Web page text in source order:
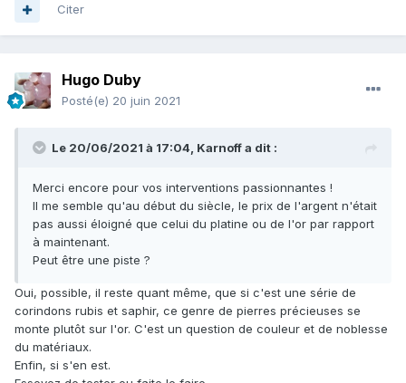
Citer
Hugo Duby
Posté(e) 20 juin 2021
Le 20/06/2021 à 17:04, Karnoffa dit :
Merci encore pour vos interventions passionnantes !
Il me semble qu'au début du siècle, le prix de l'argent n'était
pas aussi éloigné que celui du platine ou de l'or par rapport
à maintenant.
Peut être une piste ?
Oui, possible, il reste quant même, que si c'est une série de
corindons rubis et saphir, ce genre de pierres précieuses se
monte plutôt sur l'or. C'est un question de couleur et de noblesse
du matériaux.
Enfin, si s'en est.